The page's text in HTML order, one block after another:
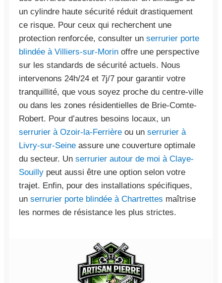
un cylindre haute sécurité réduit drastiquement
ce risque. Pour ceux qui recherchent une
protection renforcée, consulter un serrurier porte
blindée à Villiers-sur-Morin offre une perspective
sur les standards de sécurité actuels. Nous
intervenons 24h/24 et 7j/7 pour garantir votre
tranquillité, que vous soyez proche du centre-ville
ou dans les zones résidentielles de Brie-Comte-
Robert. Pour d’autres besoins locaux, un
serrurier à Ozoir-la-Ferrière ou un serrurier à
Livry-sur-Seine assure une couverture optimale
du secteur. Un serrurier autour de moi à Claye-
Souilly peut aussi être une option selon votre
trajet. Enfin, pour des installations spécifiques,
un serrurier porte blindée à Chartrettes maîtrise
les normes de résistance les plus strictes.